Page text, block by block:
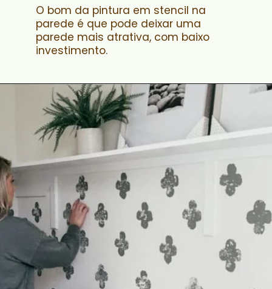
O bom da pintura em stencil na
parede é que pode deixar uma
parede mais atrativa, com baixo
investimento.